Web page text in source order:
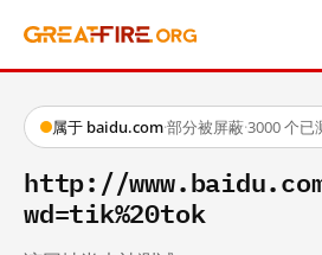
属于 baidu.com·部分被屏蔽·3000 个已
http://
wd=tik%20tok